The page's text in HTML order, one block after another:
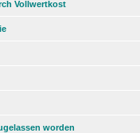
Vollwertkost
worden